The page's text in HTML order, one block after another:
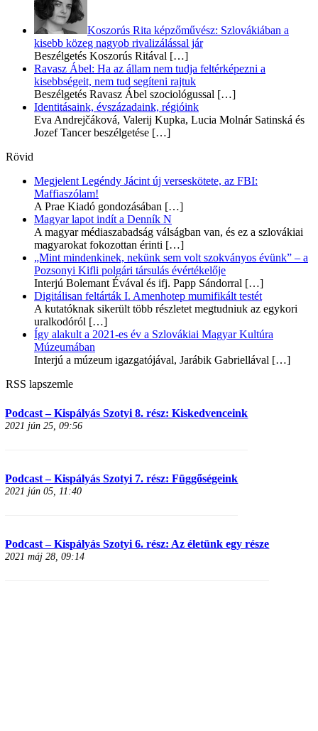
Koszorús Rita képzőművész: Szlovákiában a
kisebb közeg nagyob rivalizálással jár
Beszélgetés Koszorús Ritával […]
Ravasz Ábel: Ha az állam nem tudja feltérképezni a
kisebbségeit, nem tud segíteni rajtuk
Beszélgetés Ravasz Ábel szociológussal […]
Identitásaink, évszázadaink, régióink
Eva Andrejčáková, Valerij Kupka, Lucia Molnár Satinská és
Jozef Tancer beszélgetése […]
Rövid
Megjelent Legéndy Jácint új verseskötete, az FBI:
Maffiaszólam!
A Prae Kiadó gondozásában […]
Magyar lapot indít a Denník N
A magyar médiaszabadság válságban van, és ez a szlovákiai
magyarokat fokozottan érinti […]
„Mint mindenkinek, nekünk sem volt szokványos évünk” – a
Pozsonyi Kifli polgári társulás évértékelője
Interjú Bolemant Évával és ifj. Papp Sándorral […]
Digitálisan feltárták I. Amenhotep mumifikált testét
A kutatóknak sikerült több részletet megtudniuk az egykori
uralkodóról […]
Így alakult a 2021-es év a Szlovákiai Magyar Kultúra
Múzeumában
Interjú a múzeum igazgatójával, Jarábik Gabriellával […]
RSS lapszemle
Podcast – Kispályás Szotyi 8. rész: Kiskedvenceink
2021 jún 25, 09:56
Podcast – Kispályás Szotyi 7. rész: Függőségeink
2021 jún 05, 11:40
Podcast – Kispályás Szotyi 6. rész: Az életünk egy része
2021 máj 28, 09:14